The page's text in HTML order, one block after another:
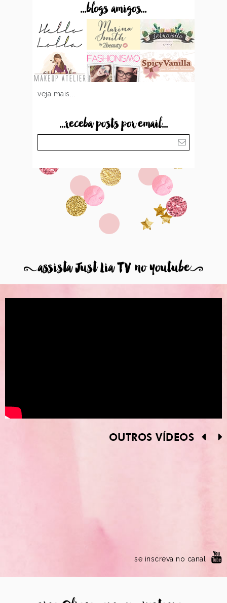
...blogs amigos...
veja mais...
...receba posts por email...
8assista Just Lia TV no youtube9
OUTROS VÍDEOS
se inscreva no canal